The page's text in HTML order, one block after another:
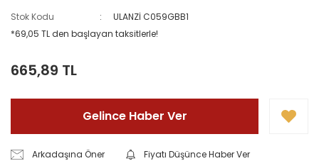
Stok Kodu
ULANZİ C059GBB1
*69,05 TL den başlayan taksitlerle!
665,89 TL
Gelince Haber Ver
Arkadaşına Öner
Fiyatı Düşünce Haber Ver